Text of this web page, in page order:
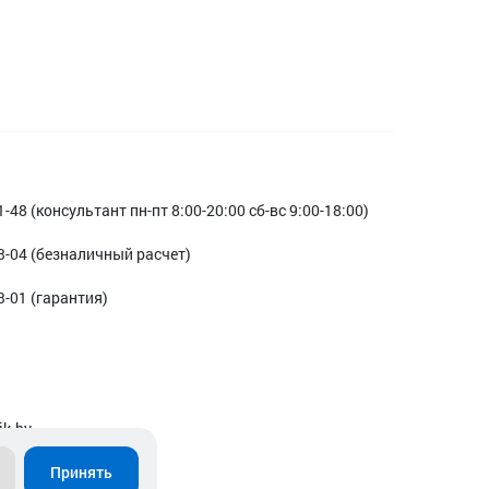
48 (консультант пн-пт 8:00-20:00 сб-вс 9:00-18:00)
04 (безналичный расчет)
01 (гарантия)
Принять